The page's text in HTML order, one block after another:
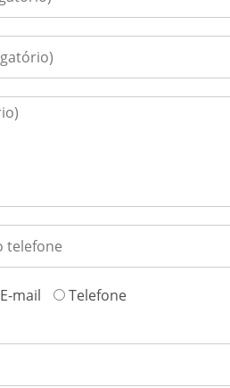
E-mail Telefone